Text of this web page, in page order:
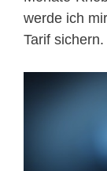
werde ich
Tarif sichern.